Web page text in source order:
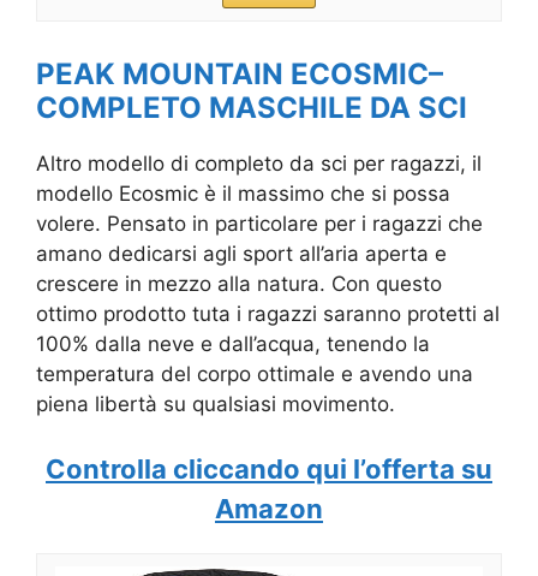
PEAK MOUNTAIN ECOSMIC–
COMPLETO MASCHILE DA SCI
Altro modello di completo da sci per ragazzi, il
modello Ecosmic è il massimo che si possa
volere. Pensato in particolare per i ragazzi che
amano dedicarsi agli sport all’aria aperta e
crescere in mezzo alla natura. Con questo
ottimo prodotto tuta i ragazzi saranno protetti al
100% dalla neve e dall’acqua, tenendo la
temperatura del corpo ottimale e avendo una
piena libertà su qualsiasi movimento.
Controlla cliccando qui l’offerta su
Amazon